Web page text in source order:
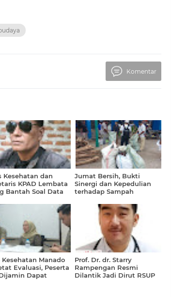
Komentar
Kesehatan dan
KPAD Lembata
Bantah Soal Data
Jumat Bersih, Bukti
Sinergi dan Kepedulian
terhadap Sampah
Kesehatan Manado
Evaluasi, Peserta
Dapat
Prof. Dr. dr. Starry
Rampengan Resmi
Dilantik Jadi Dirut RSUP